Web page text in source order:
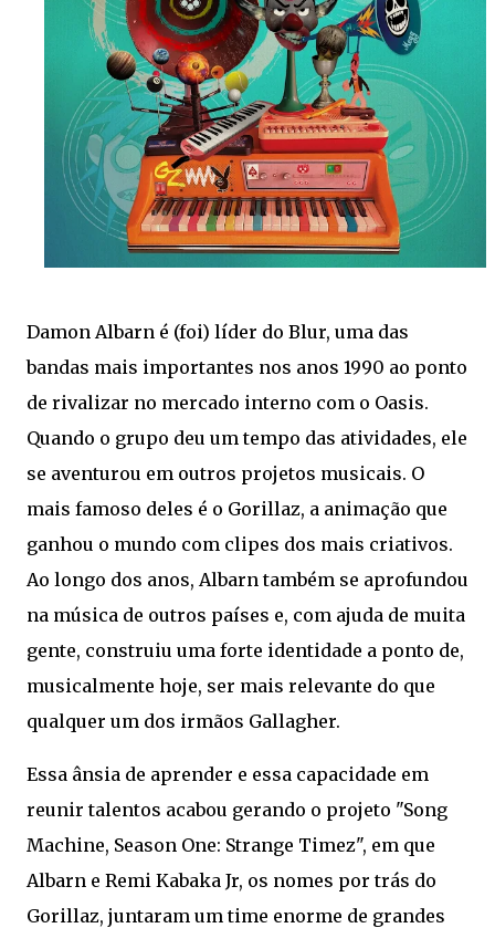
Damon Albarn é (foi) líder do Blur, uma das
bandas mais importantes nos anos 1990 ao ponto
de rivalizar no mercado interno com o Oasis.
Quando o grupo deu um tempo das atividades, ele
se aventurou em outros projetos musicais. O
mais famoso deles é o Gorillaz, a animação que
ganhou o mundo com clipes dos mais criativos.
Ao longo dos anos, Albarn também se aprofundou
na música de outros países e, com ajuda de muita
gente, construiu uma forte identidade a ponto de,
musicalmente hoje, ser mais relevante do que
qualquer um dos irmãos Gallagher.
Essa ânsia de aprender e essa capacidade em
reunir talentos acabou gerando o projeto "Song
Machine, Season One: Strange Timez", em que
Albarn e Remi Kabaka Jr, os nomes por trás do
Gorillaz, juntaram um time enorme de grandes